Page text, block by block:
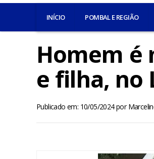
INÍCIO POMBAL E REGIÃO
Homem é
e filha, no
Publicado em: 10/05/2024por